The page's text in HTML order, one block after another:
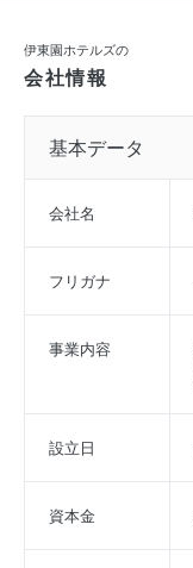
伊東園ホテルズの
会社情報
基本データ
会社名
フリガナ
事業内容
設立日
資本金